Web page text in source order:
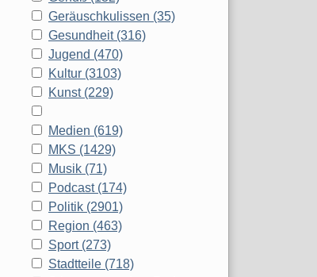
Geräuschkulissen (35)
Gesundheit (316)
Jugend (470)
Kultur (3103)
Kunst (229)
Medien (619)
MKS (1429)
Musik (71)
Podcast (174)
Politik (2901)
Region (463)
Sport (273)
Stadtteile (718)